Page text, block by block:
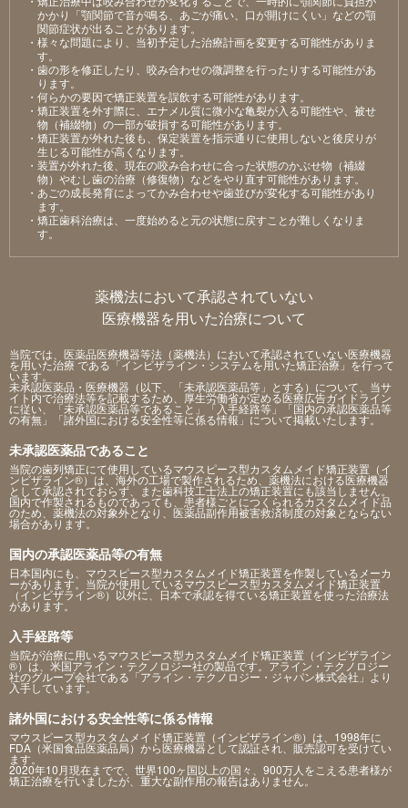
かかり「顎関節で⾳が鳴る、あごが痛い、⼝が開けにくい」などの顎
関節症状が出ることがあります。
・様々な問題により、当初予定した治療計画を変更する可能性がありま
す。
・⻭の形を修正したり、咬み合わせの微調整を⾏ったりする可能性があ
ります。
・何らかの要因で矯正装置を誤飲する可能性があります。
・矯正装置を外す際に、エナメル質に微⼩な⻲裂が⼊る可能性や、被せ
物（補綴物）の⼀部が破損する可能性があります。
・矯正装置が外れた後も、保定装置を指⽰通りに使⽤しないと後戻りが
⽣じる可能性が⾼くなります。
・装置が外れた後、現在の咬み合わせに合った状態のかぶせ物（補綴
物）やむし⻭の治療（修復物）などをやり直す可能性があります。
・あごの成⻑発育によってかみ合わせや⻭並びが変化する可能性があり
ます。
・矯正⻭科治療は、⼀度始めると元の状態に戻すことが難しくなりま
す。
薬機法において承認されていない
医療機器を用いた治療について
当院では、医薬品医療機器等法（薬機法）において承認されていない医療機器
を用いた治療 である「インビザライン・システムを用いた矯正治療」を行って
います。
未承認医薬品・医療機器（以下、「未承認医薬品等」とする）について、当サ
イト内で治療法等を記載するため、厚生労働省が定める医療広告ガイドライン
に従い、「未承認医薬品等であること」「入手経路等」「国内の承認医薬品等
の有無」「諸外国における安全性等に係る情報」について掲載いたします。
未承認医薬品であること
当院の歯列矯正にて使用しているマウスピース型カスタムメイド矯正装置（イ
ンビザライン®）は、海外の工場で製作されるため、薬機法における医療機器
として承認されておらず、また歯科技工士法上の矯正装置にも該当しません。
国内で作製されるものであっても、患者様ごとにつくられるカスタムメイド品
のため、薬機法の対象外となり、医薬品副作用被害救済制度の対象とならない
場合があります。
国内の承認医薬品等の有無
日本国内にも、マウスピース型カスタムメイド矯正装置を作製しているメーカ
ーがあります。当院が使用しているマウスピース型カスタムメイド矯正装置
（インビザライン®）以外に、日本で承認を得ている矯正装置を使った治療法
があります。
入手経路等
当院が治療に用いるマウスピース型カスタムメイド矯正装置（インビザライン
®）は、米国アライン・テクノロジー社の製品です。アライン・テクノロジー
社のグループ会社である「アライン・テクノロジー・ジャパン株式会社」より
入手しています。
諸外国における安全性等に係る情報
マウスピース型カスタムメイド矯正装置（インビザライン®）は、1998年に
FDA（米国食品医薬品局）から医療機器として認証され、販売認可を受けてい
ます。
2020年10月現在までで、世界100ヶ国以上の国々、900万人をこえる患者様が
矯正治療を行いましたが、重大な副作用の報告はありません。